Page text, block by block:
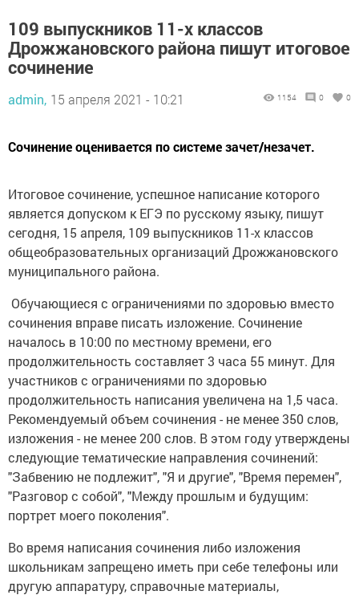
109 выпускников 11-х классов
Дрожжановского района пишут итоговое
сочинение
admin, 15 апреля 2021 - 10:21 1154 0 0
Сочинение оценивается по системе зачет/незачет.
Итоговое сочинение, успешное написание которого
является допуском к ЕГЭ по русскому языку, пишут
сегодня, 15 апреля, 109 выпускников 11-х классов
общеобразовательных организаций Дрожжановского
муниципального района.
​ Обучающиеся с ограничениями по здоровью вместо
сочинения вправе писать изложение. Сочинение
началось в 10:00 по местному времени, его
продолжительность составляет 3 часа 55 минут. Для
участников с ограничениями по здоровью
продолжительность написания увеличена на 1,5 часа.
Рекомендуемый объем сочинения - не менее 350 слов,
изложения - не менее 200 слов. В этом году утверждены
следующие тематические направления сочинений:
"Забвению не подлежит", "Я и другие", "Время перемен",
"Разговор с собой", "Между прошлым и будущим:
портрет моего поколения".
Во время написания сочинения либо изложения
школьникам запрещено иметь при себе телефоны или
другую аппаратуру, справочные материалы,